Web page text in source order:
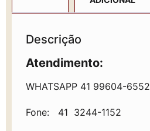
Descrição
Atendimento:
WHATSAPP 41 99604-6552
Fone: 41 3244-1152